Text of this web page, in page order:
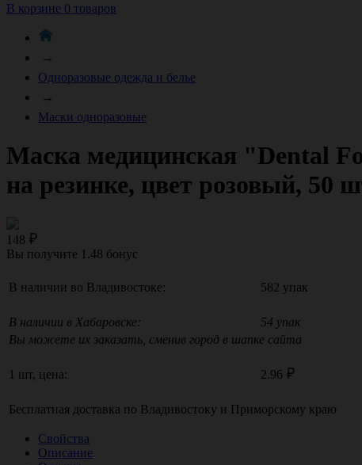
В корзине 0 товаров
→
Одноразовые одежда и белье
→
Маски одноразовые
Маска медицинская "Dental
на резинке, цвет розовый,
148
Вы получите 1.48 бонус
В наличии во Владивостоке: 582 упак
В наличии в Хабаровске:
54 упак
Вы можете их заказать, сменив город в шапке сайта
1 шт, цена: 2.96
Бесплатная доставка по Владивостоку и Приморскому краю
Свойства
Описание